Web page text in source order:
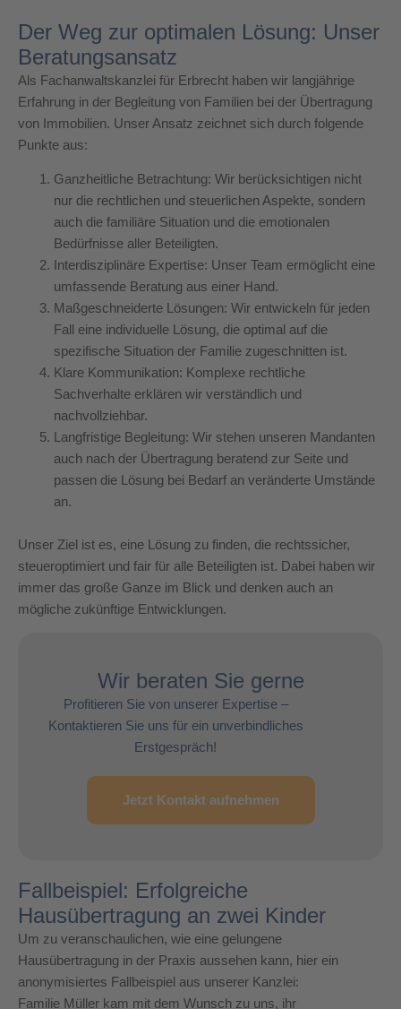
Der Weg zur optimalen Lösung: Unser
Beratungsansatz
Als Fachanwaltskanzlei für Erbrecht haben wir langjährige
Erfahrung in der Begleitung von Familien bei der Übertragung
von Immobilien. Unser Ansatz zeichnet sich durch folgende
Punkte aus:
Ganzheitliche Betrachtung: Wir berücksichtigen nicht
nur die rechtlichen und steuerlichen Aspekte, sondern
auch die familiäre Situation und die emotionalen
Bedürfnisse aller Beteiligten.
Interdisziplinäre Expertise: Unser Team ermöglicht eine
umfassende Beratung aus einer Hand.
Maßgeschneiderte Lösungen: Wir entwickeln für jeden
Fall eine individuelle Lösung, die optimal auf die
spezifische Situation der Familie zugeschnitten ist.
Klare Kommunikation: Komplexe rechtliche
Sachverhalte erklären wir verständlich und
nachvollziehbar.
Langfristige Begleitung: Wir stehen unseren Mandanten
auch nach der Übertragung beratend zur Seite und
passen die Lösung bei Bedarf an veränderte Umstände
an.
Unser Ziel ist es, eine Lösung zu finden, die rechtssicher,
steueroptimiert und fair für alle Beteiligten ist. Dabei haben wir
immer das große Ganze im Blick und denken auch an
mögliche zukünftige Entwicklungen.
Wir beraten Sie gerne
Profitieren Sie von unserer Expertise –
Kontaktieren Sie uns für ein unverbindliches
Erstgespräch!
Jetzt Kontakt aufnehmen
Fallbeispiel: Erfolgreiche
Hausübertragung an zwei Kinder
Um zu veranschaulichen, wie eine gelungene
Hausübertragung in der Praxis aussehen kann, hier ein
anonymisiertes Fallbeispiel aus unserer Kanzlei:
Familie Müller kam mit dem Wunsch zu uns, ihr